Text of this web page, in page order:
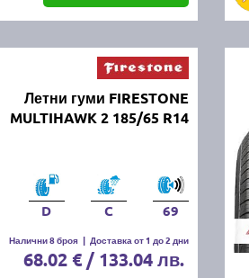
Летни гуми FIRESTONE
MULTIHAWK 2 185/65 R14
D C 69
Налични 8 броя | Доставка от 1 до 2 дни
68.02 € / 133.04 лв.